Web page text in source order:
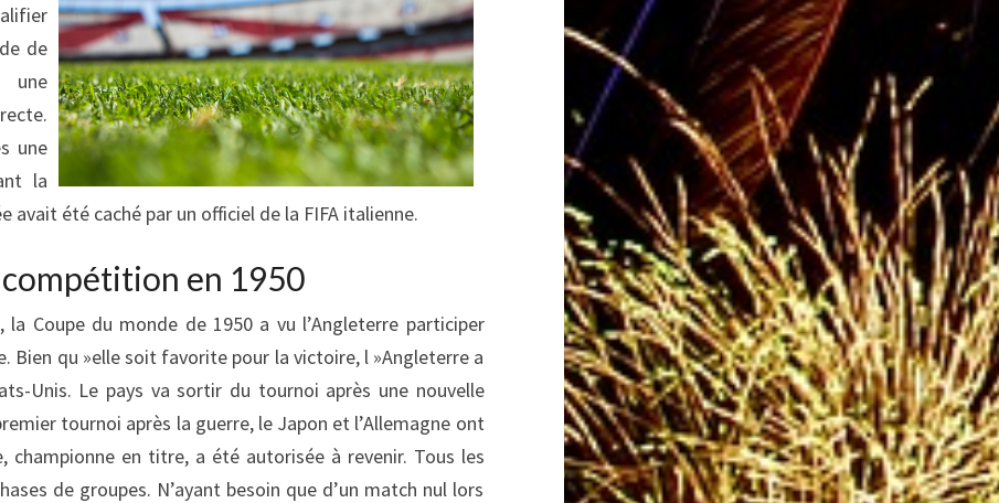
de
une
une
la
avait été caché par un officiel de la FIFA italienne.
en 1950
la Coupe du monde de 1950 a vu l’Angleterre participer
Bien qu »elle soit favorite pour la victoire, l »Angleterre a
Unis. Le pays va sortir du tournoi après une nouvelle
tournoi après la guerre, le Japon et l’Allemagne ont
championne en titre, a été autorisée à revenir. Tous les
de groupes. N’ayant besoin que d’un match nul lors